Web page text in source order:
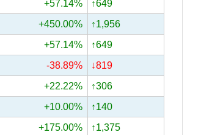
+57.14%
↑649
+450.00%
↑1,956
+57.14%
↑649
-38.89%
↓819
+22.22%
↑306
+10.00%
↑140
+175.00%
↑1,375